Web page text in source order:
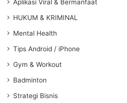
Aplikasi Viral & Bermanfaat
HUKUM & KRIMINAL
Mental Health
Tips Android / iPhone
Gym & Workout
Badminton
Strategi Bisnis